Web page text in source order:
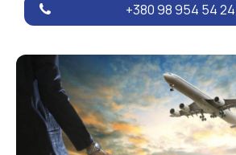
+380 98 954 54 24